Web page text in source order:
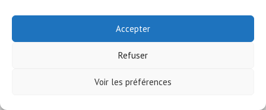
Accepter
Refuser
Voir les préférences